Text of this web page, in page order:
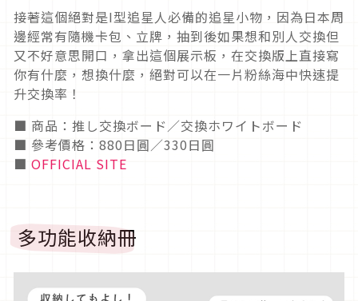
接著這個絕對是I型追星人必備的追星小物，因為日本周
邊經常有隨機卡包、立牌，抽到後如果想和別人交換但
又不好意思開口，拿出這個展示板，在交換版上直接寫
你有什麼，想換什麼，絕對可以在一片粉絲海中快速提
升交換率！
■ 商品：推し交換ボード／交換ホワイトボード
■ 參考價格：880日圓／330日圓
■ OFFICIAL SITE
多功能收納冊